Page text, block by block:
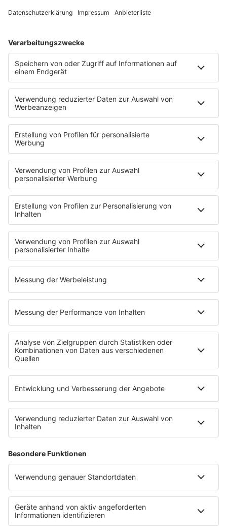
Rockfakten
Rockquiz
Videos
PROGRAMM
Sendungen
Moderatoren
Podcasts
Hells Bells
Musikwunsch
AKTIONEN
Backstagebereich
King of BOB
Beichtstuhl
Neuerscheinung
Newcomer
Konzertkalender
Festivals
Wacken Open Air
SHOP
RADIO BOB!
Impressum
Kontakt
myBOB App
BOB-Plakate & Aufkleber bestellen
Datenschutz
Datenschutzeinstellungen
Teilnahmebedingungen
RADIO BOB! auf radioplayer.de
Partner
Wacken Radio by RADIO BOB!